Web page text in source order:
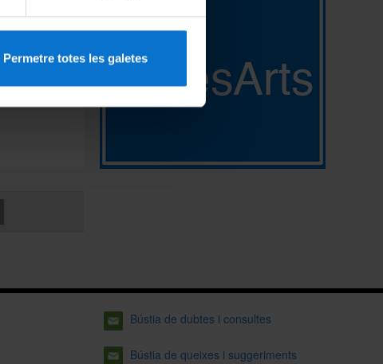
Permetre totes les galetes
Bústia de dubtes i consultes
Bústia de queixes i suggeriments